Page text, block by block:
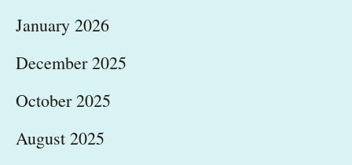
January 2026
December 2025
October 2025
August 2025